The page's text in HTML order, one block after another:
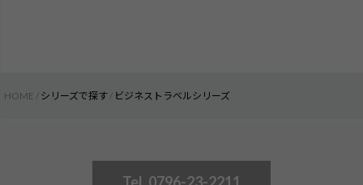
HOME シリーズで探す ビジネストラベルシリーズ